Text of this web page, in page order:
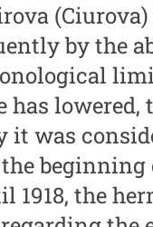
-
by the
lowered,
it was
1918, the